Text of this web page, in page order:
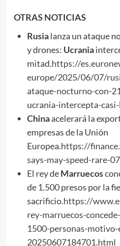
OTRAS NOTICIAS
Rusialanza un ataque
y drones: Ucrania
mitad.https://
europe/2025/06/07/
ataque-nocturno-con-
ucrania-intercepta-
Chinaacelerará la
empresas de la Unión
Europea.https://
says-may-speed-rare-
El rey deMarruecos
de 1.500 presos por la
sacrificio.https://
rey-marruecos-
1500-personas-
20250607184701.html